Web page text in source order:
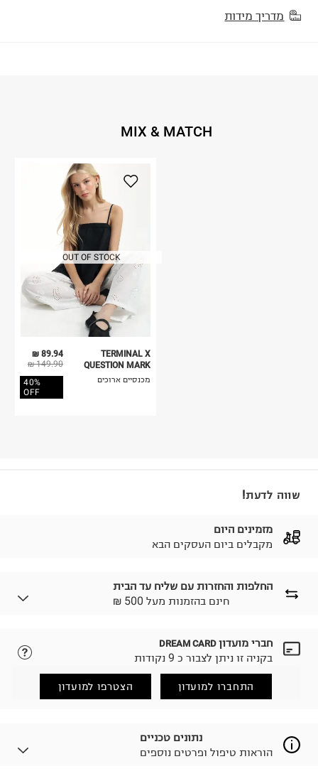
מדריך מידות
MIX & MATCH
OUT OF STOCK
89.94 ₪
149.90 ₪
40%
OFF
TERMINAL X
QUESTION MARK
מכנסיים ארוכים
שווה לדעת!
מזמינים היום
מקבלים ביום העסקים הבא
החלפות והחזרות עם שליח עד הבית
₪ חינם בהזמנות מעל 500
לבחירת בשיטת המשלוח המתאימה לכם,
הזמנתם והתחרטתם?
(במקום ב-19.9 ₪) לזמן מוגבל! חינם בהזמנות מעל 500 ₪.
למידע נא ללחוץ כאן
.
לפני החזרת החבילה, חשוב להדביק את מדבקת הגוביינא על
חברי מועדון DREAM CARD
בקניה זו ניתן לצבור כ 9 נקודות
התחברו למועדון הצטרפו למועדון
נתונים טכניים
הוראות טיפול ופרטים נוספים